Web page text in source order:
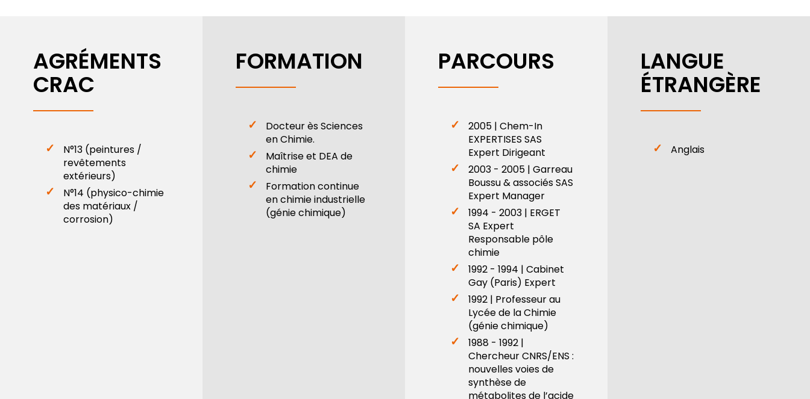
AGRÉMENTS
CRAC
N°13 (peintures /
revêtements
extérieurs)
N°14 (physico-chimie
des matériaux /
corrosion)
FORMATION
Docteur ès Sciences
en Chimie.
Maîtrise et DEA de
chimie
Formation continue
en chimie industrielle
(génie chimique)
PARCOURS
2005 | Chem-In
EXPERTISES SAS
Expert Dirigeant
2003 - 2005 | Garreau
Boussu & associés SAS
Expert Manager
1994 - 2003 | ERGET
SA Expert
Responsable pôle
chimie
1992 - 1994 | Cabinet
Gay (Paris) Expert
1992 | Professeur au
Lycée de la Chimie
(génie chimique)
1988 - 1992 |
Chercheur CNRS/ENS :
nouvelles voies de
synthèse de
métabolites de l’acide
LANGUE
ÉTRANGÈRE
Anglais